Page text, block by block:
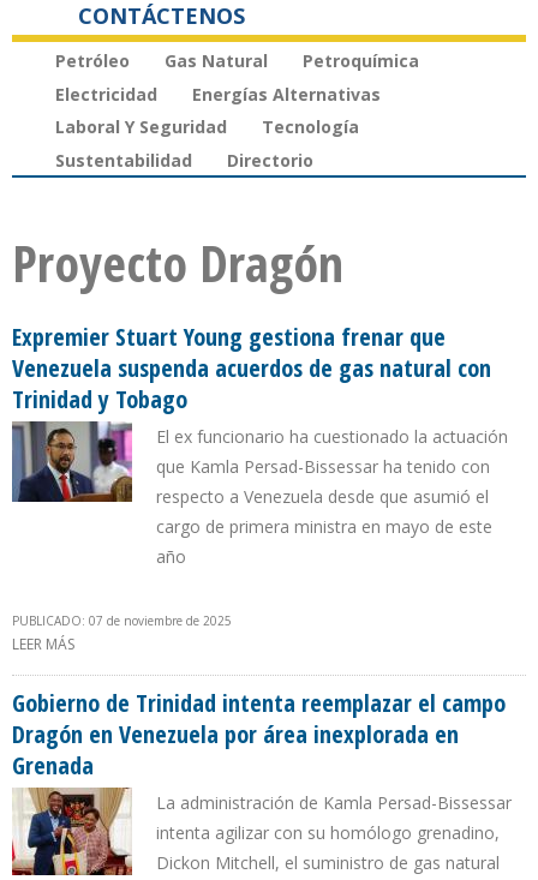
CONTÁCTENOS
Petróleo Gas Natural
Petroquímica
Electricidad
Energías Alternativas
Laboral Y Seguridad
Tecnología
Sustentabilidad
Directorio
Proyecto Dragón
Expremier Stuart Young gestiona frenar que
Venezuela suspenda acuerdos de gas natural con
Trinidad y Tobago
El ex funcionario ha cuestionado la actuación
que Kamla Persad-Bissessar ha tenido con
respecto a Venezuela desde que asumió el
cargo de primera ministra en mayo de este
año
PUBLICADO: 07 de noviembre de 2025
LEER MÁS
TRINIDAD Y TOBAGO
Gobierno de Trinidad intenta reemplazar el campo
Dragón en Venezuela por área inexplorada en
Grenada
La administración de Kamla Persad-Bissessar
intenta agilizar con su homólogo grenadino,
Dickon Mitchell, el suministro de gas natural